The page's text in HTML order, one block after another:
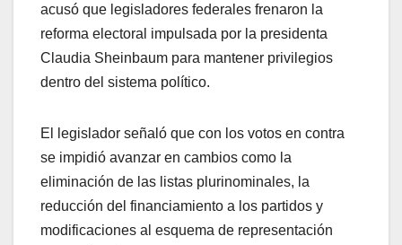
acusó que legisladores federales frenaron la
reforma electoral impulsada por la presidenta
Claudia Sheinbaum para mantener privilegios
dentro del sistema político.
El legislador señaló que con los votos en contra
se impidió avanzar en cambios como la
eliminación de las listas plurinominales, la
reducción del financiamiento a los partidos y
modificaciones al esquema de representación